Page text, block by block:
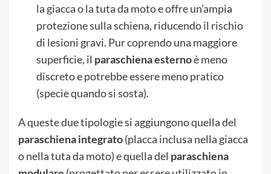
la giacca o la tuta da moto e offre un’ampia
protezione sulla schiena, riducendo il rischio
di lesioni gravi. Pur coprendo una maggiore
superficie, il paraschiena esternoè meno
discreto e potrebbe essere meno pratico
(specie quando si sosta).
A queste due tipologie si aggiungono quella del
paraschiena integrato(placca inclusa nella giacca
o nella tuta da moto) e quella del paraschiena